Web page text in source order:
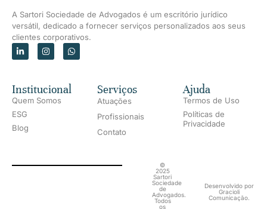
A Sartori Sociedade de Advogados é um escritório jurídico
versátil, dedicado a fornecer serviços personalizados aos seus
clientes corporativos.
Institucional
Quem Somos
ESG
Blog
Serviços
Atuações
Profissionais
Contato
Ajuda
Termos de Uso
Políticas de
Privacidade
©
2025
Sartori
Sociedade
de
Advogados.
Todos
os
Desenvolvido por
Gracioli
Comunicação.